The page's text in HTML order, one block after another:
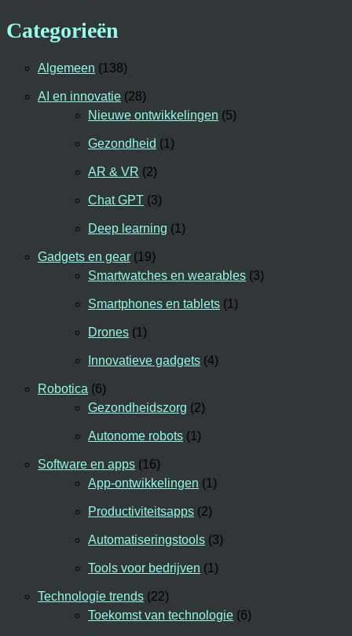
Categorieën
Algemeen (138)
AI en innovatie (28)
Nieuwe ontwikkelingen (5)
Gezondheid (1)
AR & VR (2)
Chat GPT (3)
Deep learning (1)
Gadgets en gear (19)
Smartwatches en wearables (3)
Smartphones en tablets (1)
Drones (1)
Innovatieve gadgets (4)
Robotica (6)
Gezondheidszorg (2)
Autonome robots (1)
Software en apps (16)
App-ontwikkelingen (1)
Productiviteitsapps (2)
Automatiseringstools (3)
Tools voor bedrijven (1)
Technologie trends (22)
Toekomst van technologie (6)